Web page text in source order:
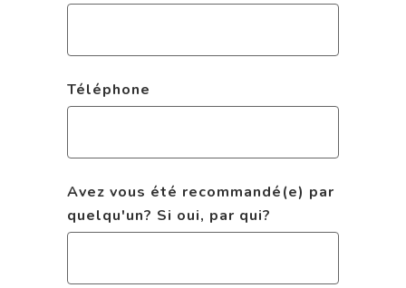
Téléphone
Avez vous été recommandé(e) par
quelqu'un? Si oui, par qui?